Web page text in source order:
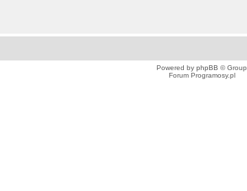
Powered by phpBB © Group
Forum Programosy.pl